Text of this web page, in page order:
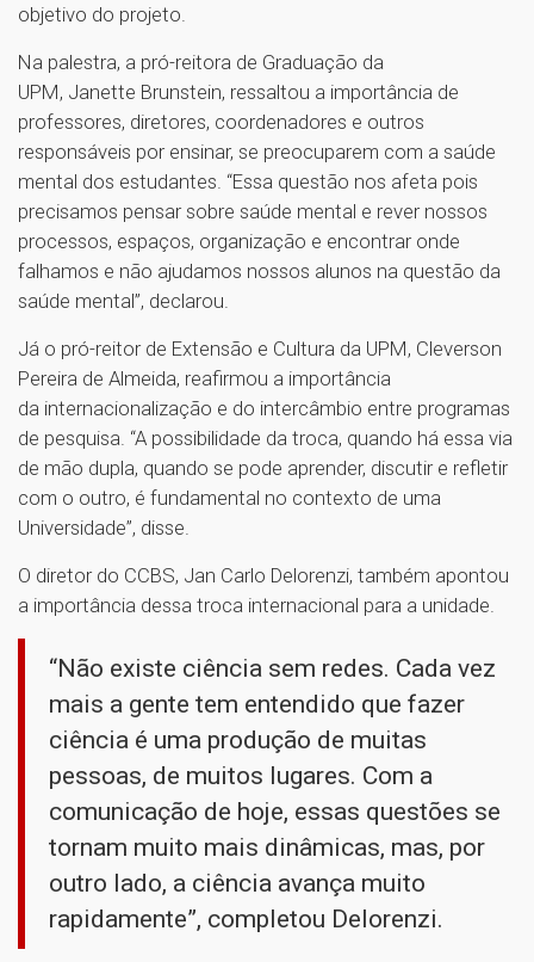
objetivo do projeto.
Na palestra, a pró-reitora de Graduação da
UPM, Janette Brunstein, ressaltou a importância de
professores, diretores, coordenadores e outros
responsáveis por ensinar, se preocuparem com a saúde
mental dos estudantes. “Essa questão nos afeta pois
precisamos pensar sobre saúde mental e rever nossos
processos, espaços, organização e encontrar onde
falhamos e não ajudamos nossos alunos na questão da
saúde mental”, declarou.
Já o pró-reitor de Extensão e Cultura da UPM, Cleverson
Pereira de Almeida, reafirmou a importância
da internacionalização e do intercâmbio entre programas
de pesquisa. “A possibilidade da troca, quando há essa via
de mão dupla, quando se pode aprender, discutir e refletir
com o outro, é fundamental no contexto de uma
Universidade”, disse.
O diretor do CCBS, Jan Carlo Delorenzi, também apontou
a importância dessa troca internacional para a unidade.
“Não existe ciência sem redes. Cada vez
mais a gente tem entendido que fazer
ciência é uma produção de muitas
pessoas, de muitos lugares. Com a
comunicação de hoje, essas questões se
tornam muito mais dinâmicas, mas, por
outro lado, a ciência avança muito
rapidamente”, completou Delorenzi.